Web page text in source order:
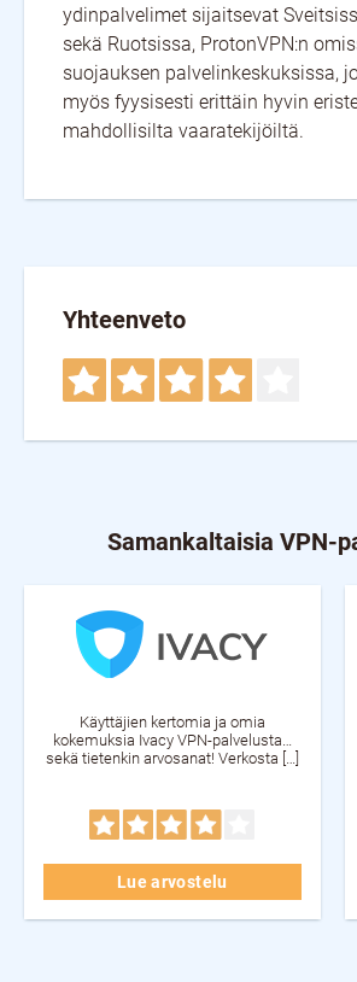
ydinpalvelimet sijaitsevat
sekä Ruotsissa, ProtonVPN:n
suojauksen palvelinkeskuksissa,
myös fyysisesti erittäin hyvin
mahdollisilta vaaratekijöiltä.
Yhteenveto
Samankaltaisia VPN-
Käyttäjien kertomia ja omia
kokemuksia Ivacy VPN-palvelusta…
sekä tietenkin arvosanat! Verkosta […]
Lue arvostelu